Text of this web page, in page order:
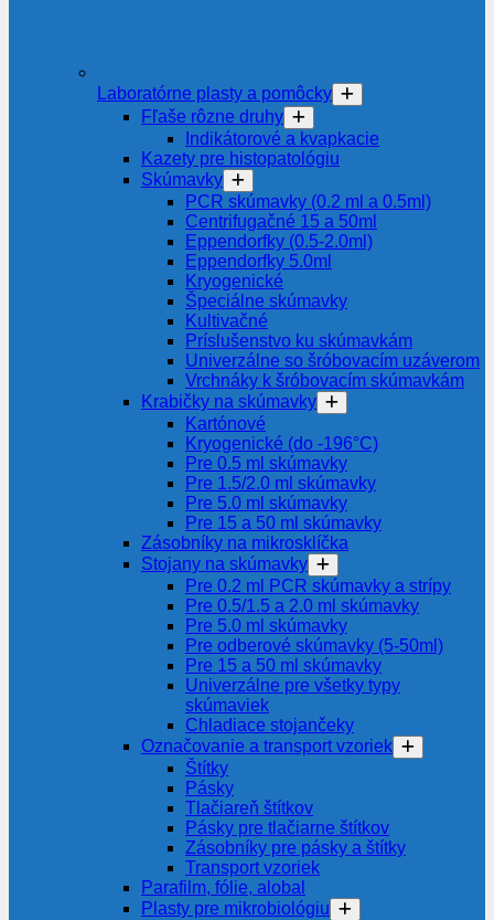
Laboratórne plasty a pomôcky
Fľaše rôzne druhy
Indikátorové a kvapkacie
Kazety pre histopatológiu
Skúmavky
PCR skúmavky (0.2 ml a 0.5ml)
Centrifugačné 15 a 50ml
Eppendorfky (0.5-2.0ml)
Eppendorfky 5.0ml
Kryogenické
Špeciálne skúmavky
Kultivačné
Príslušenstvo ku skúmavkám
Univerzálne so šróbovacím uzáverom
Vrchnáky k šróbovacím skúmavkám
Krabičky na skúmavky
Kartónové
Kryogenické (do -196°C)
Pre 0.5 ml skúmavky
Pre 1.5/2.0 ml skúmavky
Pre 5.0 ml skúmavky
Pre 15 a 50 ml skúmavky
Zásobníky na mikrosklíčka
Stojany na skúmavky
Pre 0.2 ml PCR skúmavky a strípy
Pre 0.5/1.5 a 2.0 ml skúmavky
Pre 5.0 ml skúmavky
Pre odberové skúmavky (5-50ml)
Pre 15 a 50 ml skúmavky
Univerzálne pre všetky typy
skúmaviek
Chladiace stojančeky
Označovanie a transport vzoriek
Štítky
Pásky
Tlačiareň štítkov
Pásky pre tlačiarne štítkov
Zásobníky pre pásky a štítky
Transport vzoriek
Parafilm, fólie, alobal
Plasty pre mikrobiológiu